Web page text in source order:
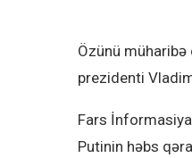
Özünü
prezidenti
Fars
Putinin həbs